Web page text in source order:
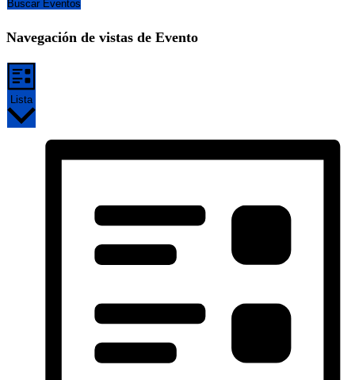
Buscar Eventos
Navegación de vistas de Evento
Lista